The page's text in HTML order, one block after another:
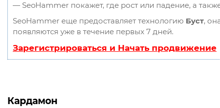
— SeoHammer покажет, где рост или падение, а
SeoHammer еще предоставляет технологию Буст,
появляются уже в течение первых 7 дней.
Зарегистрироваться и Начать продвижение
Кардамон